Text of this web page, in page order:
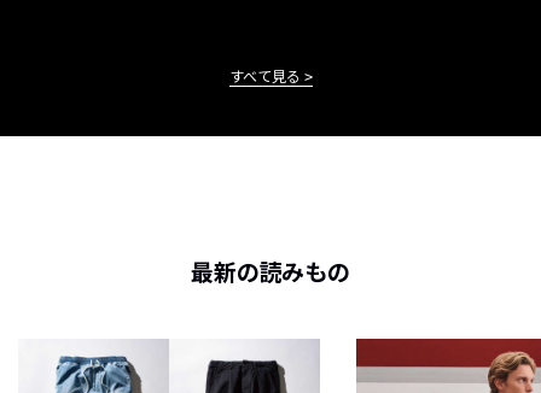
すべて見る
最新の読みもの